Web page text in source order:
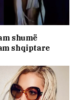
shumë
shqiptare